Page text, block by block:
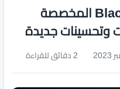
هواتف شاومي Black Shark المخصصة
وتحسينات جديدة